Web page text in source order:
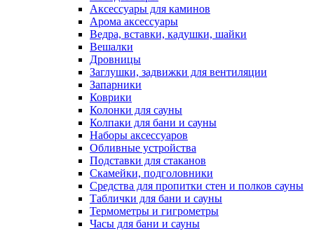
Аксессуары для каминов
Арома аксессуары
Ведра, вставки, кадушки, шайки
Вешалки
Дровницы
Заглушки, задвижки для вентиляции
Запарники
Коврики
Колонки для сауны
Колпаки для бани и сауны
Наборы аксессуаров
Обливные устройства
Подставки для стаканов
Скамейки, подголовники
Средства для пропитки стен и полков сауны
Таблички для бани и сауны
Термометры и гигрометры
Часы для бани и сауны